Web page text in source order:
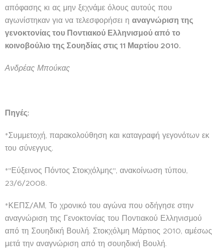
απόφασης κι ας μην ξεχνάμε όλους αυτούς που
αγωνίστηκαν για να τελεσφορήσει η αναγνώριση της
γενοκτονίας του Ποντιακού Ελληνισμού από το
κοινοβούλιο της Σουηδίας στις 11 Μαρτίου 2010.
Ανδρέας Μπούκας
Πηγές:
*Συμμετοχή, παρακολούθηση και καταγραφή γεγονότων εκ
του σύνεγγυς.
*"Εύξεινος Πόντος Στοκχόλμης", ανακοίνωση τύπου,
23/6/2008.
*ΚΕΠΣ/ΑΜ, Το χρονικό του αγώνα που οδήγησε στην
αναγνώριση της Γενοκτονίας του Ποντιακού Ελληνισμού
από τη Σουηδική Βουλή. Στοκχόλμη Μάρτιος 2010, αμέσως
μετά την αναγνώριση από τη σουηδική Βουλή.